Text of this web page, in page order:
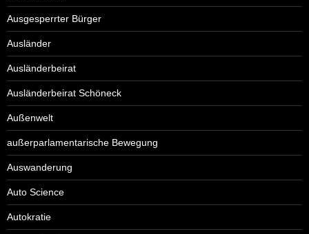
Ausgesperrter Bürger
Ausländer
Ausländerbeirat
Ausländerbeirat Schöneck
Außenwelt
außerparlamentarische Bewegung
Auswanderung
Auto Science
Autokratie